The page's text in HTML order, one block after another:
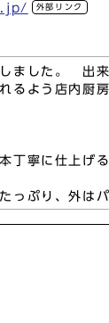
外部リンク
ました。 出
るよう店内厨
丁寧に仕上げる
っぷり、外は